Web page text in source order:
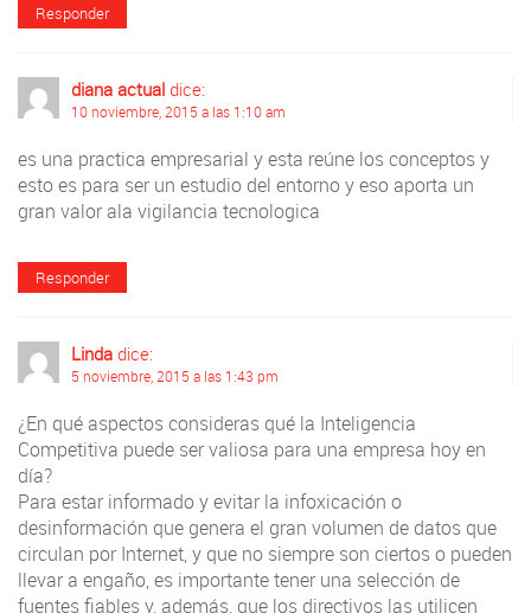
Responder
diana actual dice:
10 noviembre, 2015 a las 1:10 am
es una practica empresarial y esta reúne los conceptos y
esto es para ser un estudio del entorno y eso aporta un
gran valor ala vigilancia tecnologica
Responder
Linda dice:
5 noviembre, 2015 a las 1:43 pm
¿En qué aspectos consideras qué la Inteligencia
Competitiva puede ser valiosa para una empresa hoy en
día?
Para estar informado y evitar la infoxicación o
desinformación que genera el gran volumen de datos que
circulan por Internet, y que no siempre son ciertos o pueden
llevar a engaño, es importante tener una selección de
fuentes fiables y, además, que los directivos las utilicen